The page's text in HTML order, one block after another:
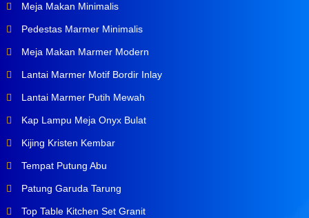
Meja Makan Minimalis
Pedestas Marmer Minimalis
Meja Makan Marmer Modern
Lantai Marmer Motif Bordir Inlay
Lantai Marmer Putih Mewah
Kap Lampu Meja Onyx Bulat
Kijing Kristen Kembar
Tempat Putung Abu
Patung Garuda Tarung
Top Table Kitchen Set Granit